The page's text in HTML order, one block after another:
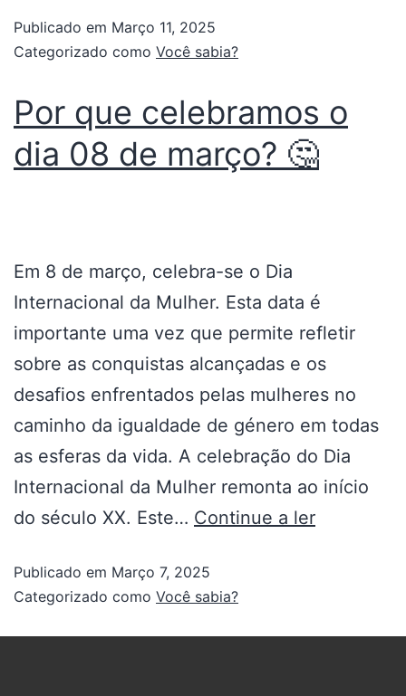
Publicado em Março 11, 2025
Categorizado como Você sabia?
Por que celebramos o
dia 08 de março? 🤔
Em 8 de março, celebra-se o Dia
Internacional da Mulher. Esta data é
importante uma vez que permite refletir
sobre as conquistas alcançadas e os
desafios enfrentados pelas mulheres no
caminho da igualdade de género em todas
as esferas da vida. A celebração do Dia
Internacional da Mulher remonta ao início
do século XX. Este… Continue a ler
Publicado em Março 7, 2025
Categorizado como Você sabia?